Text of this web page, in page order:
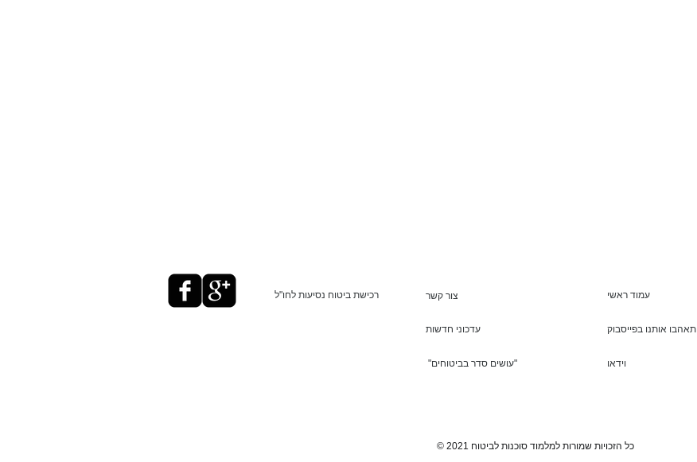
רכישת ביטוח נסיעות לחו"ל צור קשר
עדכוני חדשות
"עושים סדר בביטוחים"
עמוד ראשי
תאהבו אותנו בפייסבוק
וידאו
© 2021 כל הזכויות שמורות למלמוד סוכנות לביטוח